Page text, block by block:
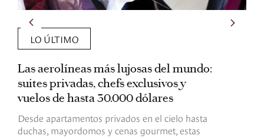
LO ÚLTIMO
Las aerolíneas más lujosas del mundo:
suites privadas, chefs exclusivos y
vuelos de hasta 30.000 dólares
Desde apartamentos privados en el cielo hasta
duchas, mayordomos y cenas gourmet, estas